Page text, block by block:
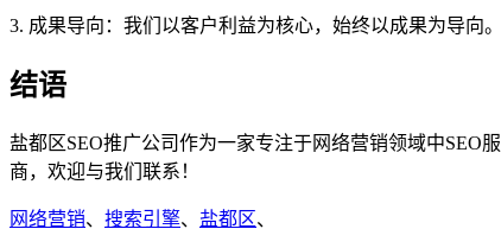
3. 成果导向：我们以客户利益为核心，始终以成果为导向
结语
盐都区SEO推广公司作为一家专注于网络营销领域中
商，欢迎与我们联系！
网络营销、 搜索引擎、 盐都区、